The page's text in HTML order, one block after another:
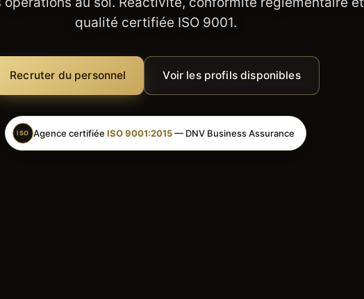
qualité certifiée ISO 9001.
Recruter du personnel Voir les profils disponibles
ISO Agence certifiée ISO 9001:2015— DNV Business Assurance